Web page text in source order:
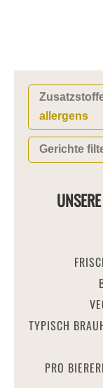
allergens
Gerichte
TYPISCH
PRO